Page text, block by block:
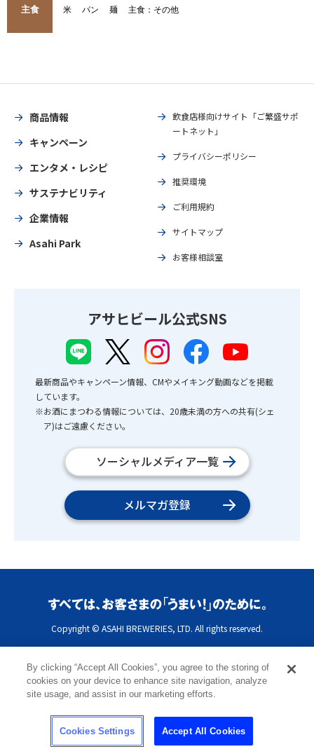
主食 米 パン 麺 主食：その他
商品情報
キャンペーン
エンタメ・レシピ
サステナビリティ
企業情報
Asahi Park
飲食店様向けサイト「ご繁盛サポ
ートネット」
プライバシーポリシー
推奨環境
ご利用規約
サイトマップ
お客様相談室
アサヒビール公式SNS
最新商品やキャンペーン情報、CMやメイキング動画などを掲載
しています。
※お酒にまつわる情報については、20歳未満の方への共有(シェ
ア)はご遠慮ください。
ソーシャルメディア一覧
メルマガ登録
Copyright © ASAHI BREWERIES, LTD. All rights reserved.
By clicking “Accept All Cookies”, you agree to the storing of
cookies on your device to enhance site navigation, analyze
site usage, and assist in our marketing efforts.
Cookies Settings Accept All Cookies